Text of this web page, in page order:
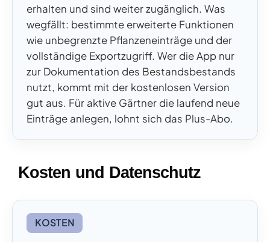
erhalten und sind weiter zugänglich. Was
wegfällt: bestimmte erweiterte Funktionen
wie unbegrenzte Pflanzeneinträge und der
vollständige Exportzugriff. Wer die App nur
zur Dokumentation des Bestandsbestands
nutzt, kommt mit der kostenlosen Version
gut aus. Für aktive Gärtner die laufend neue
Einträge anlegen, lohnt sich das Plus-Abo.
Kosten und Datenschutz
KOSTEN